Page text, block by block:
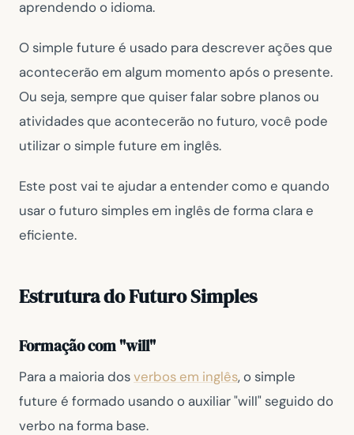
aprendendo o idioma.
O simple future é usado para descrever ações que
acontecerão em algum momento após o presente.
Ou seja, sempre que quiser falar sobre planos ou
atividades que acontecerão no futuro, você pode
utilizar o simple future em inglês.
Este post vai te ajudar a entender como e quando
usar o futuro simples em inglês de forma clara e
eficiente.
Estrutura do Futuro Simples
Formação com "will"
Para a maioria dosverbos em inglês, o simple
future é formado usando o auxiliar "will" seguido do
verbo na forma base.